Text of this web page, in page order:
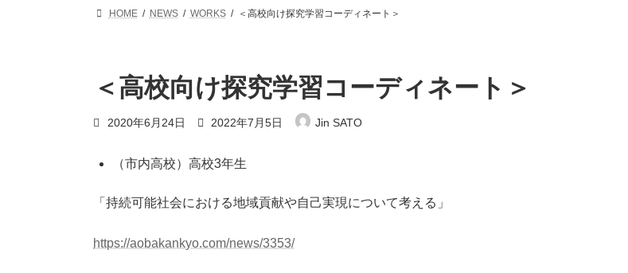
HOME NEWS WORKS ＜高校向け探究学習コーディネート＞
＜高校向け探究学習コーディネート＞
2020年6月24日
最
終
新
日
:
2022年7月5日 Jin SATO
（市内高校）高校3年生
「持続可能社会における地域貢献や自己実現について考える」
https://aobakankyo.com/news/3353/